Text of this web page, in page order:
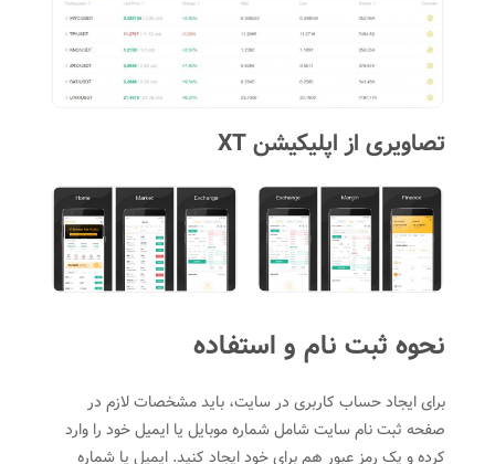
تصاویری از اپلیکیشن XT
نحوه ثبت ‌نام و استفاده
برای ایجاد حساب کاربری در سایت، باید مشخصات لازم در
صفحه ثبت ‌نام سایت شامل شماره موبایل یا ‌ایمیل خود را وارد
کرده و یک رمز عبور هم برای خود ‌ایجاد کنید. ایمیل یا شماره